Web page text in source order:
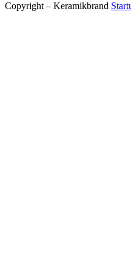
Copyright – Keramikbrand